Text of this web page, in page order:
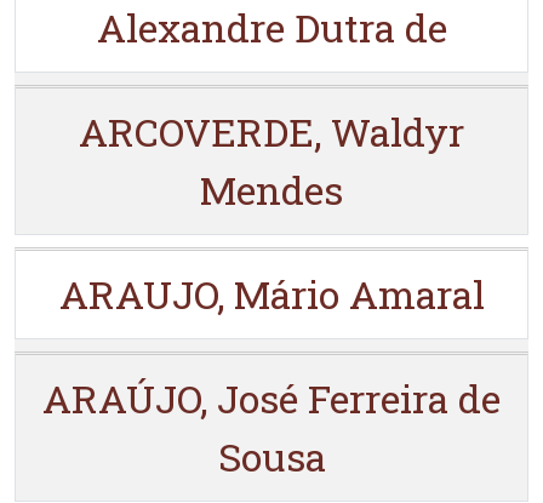
Alexandre Dutra de
ARCOVERDE, Waldyr
Mendes
ARAUJO, Mário Amaral
ARAÚJO, José Ferreira de
Sousa